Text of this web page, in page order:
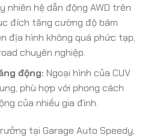
nhiên hệ dẫn động AWD trên
đích tăng cường độ bám
địa hình không quá phức tạp,
chuyên nghiệp.
động: Ngoại hình của CUV
phù hợp với phong cách
của nhiều gia đình.
tại Garage Auto Speedy,